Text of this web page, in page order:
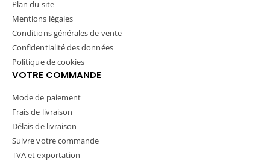
Plan du site
Mentions légales
Conditions générales de vente
Confidentialité des données
Politique de cookies
VOTRE COMMANDE
Mode de paiement
Frais de livraison
Délais de livraison
Suivre votre commande
TVA et exportation